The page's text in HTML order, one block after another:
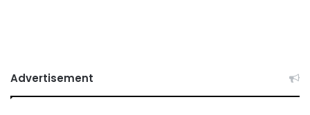
Advertisement